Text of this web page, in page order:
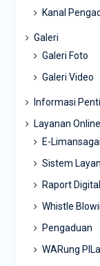
Kanal
Galeri
Galeri Foto
Galeri Video
Informasi
Layanan Online
E-
Sistem
Raport
Whistle
Pengaduan
WARung